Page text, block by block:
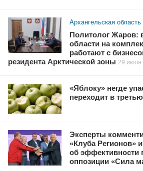
Архангельская область
Политолог Жаров:
области на
работают с
резидента Арктической зоны 29 июля
«Яблоку» негде
переходит в
Эксперты
«Клуба Регионов»
об эффективности
оппозиции «Сила